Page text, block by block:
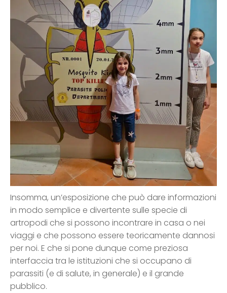
Insomma, un’esposizione che può dare informazioni
in modo semplice e divertente sulle specie di
artropodi che si possono incontrare in casa o nei
viaggi e che possono essere teoricamente dannosi
per noi. E che si pone dunque come preziosa
interfaccia tra le istituzioni che si occupano di
parassiti (e di salute, in generale) e il grande
pubblico.